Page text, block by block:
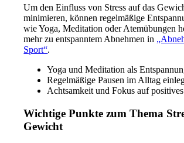
Um den Einfluss von Stress auf das
minimieren, können regelmäßige
wie Yoga, Meditation oder Atemübungen
mehr zu entspanntem Abnehmen in
Sport“.
Yoga und Meditation als
Regelmäßige Pausen im Alltag
Achtsamkeit und Fokus auf
Wichtige Punkte zum Thema
Gewicht